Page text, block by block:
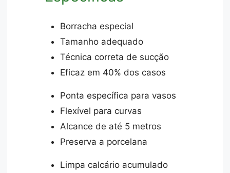
Borracha especial
Tamanho adequado
Técnica correta de sucção
Eficaz em 40% dos casos
Ponta específica para vasos
Flexível para curvas
Alcance de até 5 metros
Preserva a porcelana
Limpa calcário acumulado